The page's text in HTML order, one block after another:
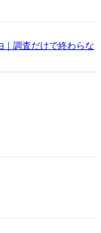
｜調査だけで終わらな